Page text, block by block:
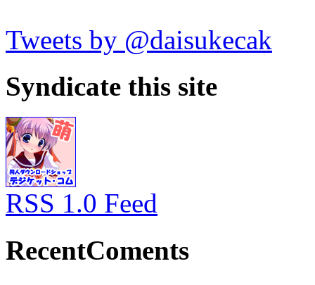
Tweets by @daisukecak
Syndicate this site
RSS 1.0 Feed
RecentComents